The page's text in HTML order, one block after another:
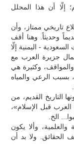
إلّا أن هذا المحلل
تاريخي ممتاز، وأن
وحديثاً. وهنا أقف
- اليمنية إلّا
جزيرة العرب مع
وكثيرة هي
بسبب الرعي والمياه
التاريخ القديم، من
قبل الإسلام»،
الخ.
وألا يكون
الحقائق. ولا بد أن